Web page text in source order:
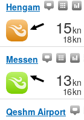
Hengam
15kn
18kn
Messen
13kn
16kn
Qeshm Airport